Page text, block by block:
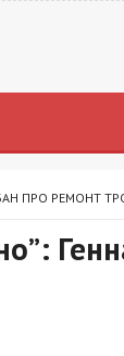
ПРО РЕМОНТ